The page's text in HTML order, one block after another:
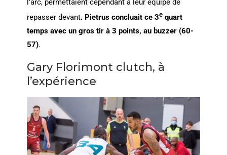
l’arc, permettaient cependant à leur équipe de
repasser devant. Pietrus concluait ce 3equart
temps avec un gros tir à 3 points, au buzzer (60-
57).
Gary Florimont clutch, à
l’expérience